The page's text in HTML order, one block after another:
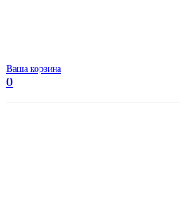
Ваша корзина
0